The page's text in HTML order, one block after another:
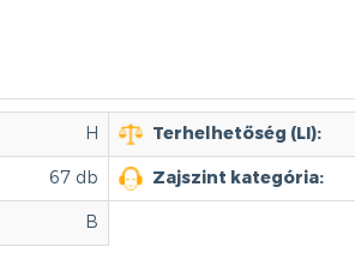
H Terhelhetőség (LI):
67 db Zajszint kategória:
B